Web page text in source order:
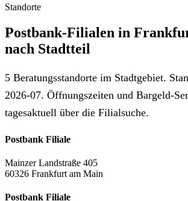
Standorte
Postbank-Filialen in
nach Stadtteil
5 Beratungsstandorte im Stadtgebiet.
2026-07. Öffnungszeiten und Bargeld-
tagesaktuell über die Filialsuche.
Postbank Filiale
Mainzer Landstraße 405
60326 Frankfurt am Main
Postbank Filiale